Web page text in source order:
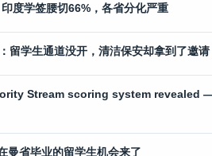
度学签腰切66%，各省分化严重
留学生通道没开，清洁保安却拿到了邀请
Stream scoring system revealed
曼省毕业的留学生机会来了